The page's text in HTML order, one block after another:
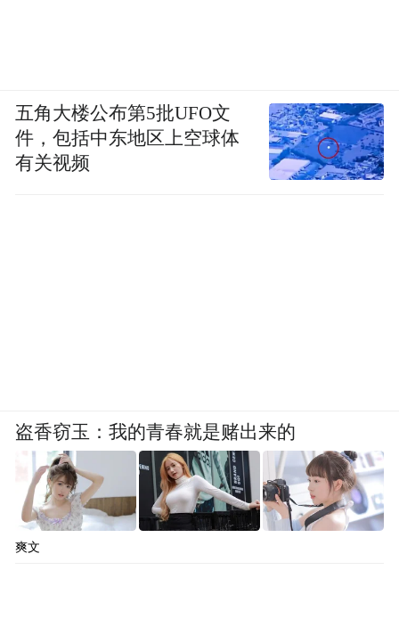
五角大楼公布第5批UFO文
件，包括中东地区上空球体
有关视频
盗香窃玉：我的青春就是赌出来的
爽文